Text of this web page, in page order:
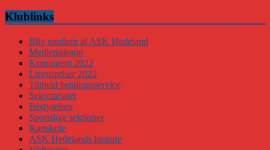
Klublinks
Bliv medlem af ASK Hedeland
Medlemslogin
Kontingent 2022
Licenspriser 2022
Tilmeld betalingsservice
Sekretariatet
Bestyrelsen
Sportslige sektioner
Kartskole
ASK Hedelands historie